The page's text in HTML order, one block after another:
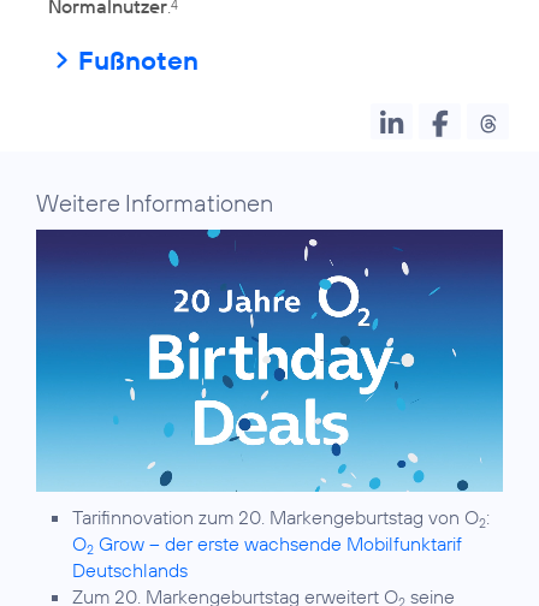
Normalnutzer.4
Fußnoten
Weitere Informationen
Tarifinnovation zum 20. Markengeburtstag von O2:
O2 Grow – der erste wachsende Mobilfunktarif
Deutschlands
Zum 20. Markengeburtstag erweitert O seine